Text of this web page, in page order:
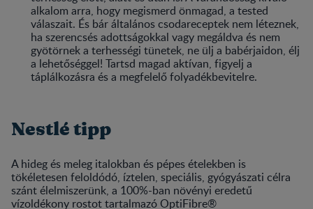
alkalom arra, hogy megismerd önmagad, a tested
válaszait. És bár általános csodareceptek nem léteznek,
ha szerencsés adottságokkal vagy megáldva és nem
gyötörnek a terhességi tünetek, ne ülj a babérjaidon, élj
a lehetőséggel! Tartsd magad aktívan, figyelj a
táplálkozásra és a megfelelő folyadékbevitelre.
Nestlé tipp
A hideg és meleg italokban és pépes ételekben is
tökéletesen feloldódó, íztelen, speciális, gyógyászati célra
szánt élelmiszerünk, a 100%-ban növényi eredetű
vízoldékony rostot tartalmazó OptiFibre®